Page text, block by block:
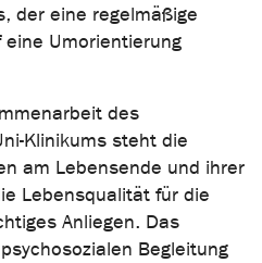
der eine regelmäßige
eine Umorientierung
des
Klinikums steht die
am Lebensende und ihrer
Lebensqualität für die
Anliegen. Das
Begleitung